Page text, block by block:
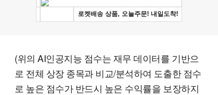
(위의 AI인공지능 점수는 재무 데이터를 기반으
로 전체 상장 종목과 비교/분석하여 도출한 점수
로 높은 점수가 반드시 높은 수익률을 보장하지